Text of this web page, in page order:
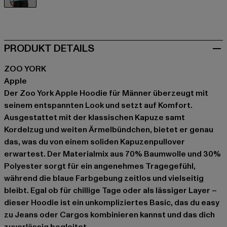
PRODUKT DETAILS
ZOO YORK
Apple
Der Zoo York Apple Hoodie für Männer überzeugt mit
seinem entspannten Look und setzt auf Komfort.
Ausgestattet mit der klassischen Kapuze samt
Kordelzug und weiten Ärmelbündchen, bietet er genau
das, was du von einem soliden Kapuzenpullover
erwartest. Der Materialmix aus 70% Baumwolle und 30%
Polyester sorgt für ein angenehmes Tragegefühl,
während die blaue Farbgebung zeitlos und vielseitig
bleibt. Egal ob für chillige Tage oder als lässiger Layer –
dieser Hoodie ist ein unkompliziertes Basic, das du easy
zu Jeans oder Cargos kombinieren kannst und das dich